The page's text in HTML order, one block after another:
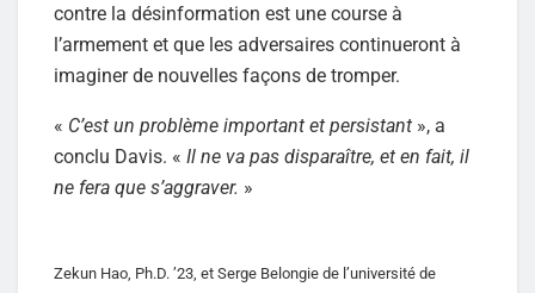
contre la désinformation est une course à
l’armement et que les adversaires continueront à
imaginer de nouvelles façons de tromper.
« C’est un problème important et persistant », a
conclu Davis. « Il ne va pas disparaître, et en fait, il
ne fera que s’aggraver. »
Zekun Hao, Ph.D. ’23, et Serge Belongie de l’université de